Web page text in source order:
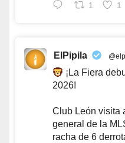
1 1
ElPipila
¡La Fiera
2026!
Club León visita
general de la
racha de 6